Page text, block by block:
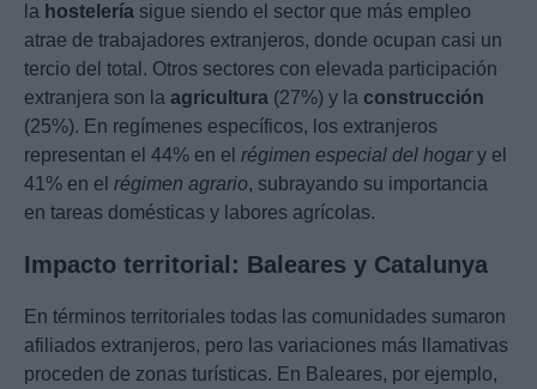
la hostelería sigue siendo el sector que más empleo
atrae de trabajadores extranjeros, donde ocupan casi un
tercio del total. Otros sectores con elevada participación
extranjera son la agricultura (27%) y la construcción
(25%). En regímenes específicos, los extranjeros
representan el 44% en el régimen especial del hogary el
41% en el régimen agrario, subrayando su importancia
en tareas domésticas y labores agrícolas.
Impacto territorial: Baleares y Catalunya
En términos territoriales todas las comunidades sumaron
afiliados extranjeros, pero las variaciones más llamativas
proceden de zonas turísticas. En Baleares, por ejemplo,